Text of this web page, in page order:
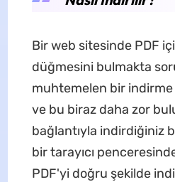
Bir web sitesinde PDF
düğmesini bulmakta
muhtemelen bir indirme
ve bu biraz daha zor
bağlantıyla indirdiğiniz
bir tarayıcı
PDF'yi doğru şekilde